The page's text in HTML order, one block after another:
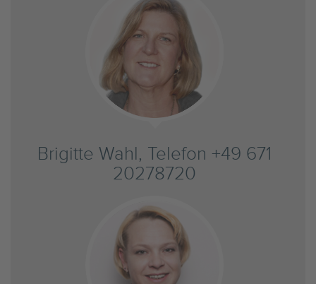
Brigitte Wahl, Telefon +49 671
20278720